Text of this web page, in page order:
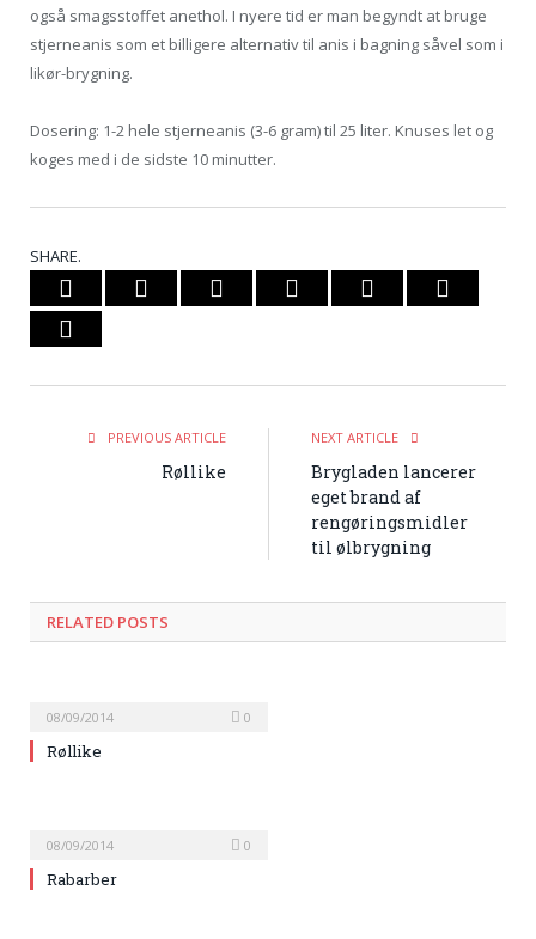
også smagsstoffet anethol. I nyere tid er man begyndt at bruge
stjerneanis som et billigere alternativ til anis i bagning såvel som i
likør-brygning.
Dosering: 1-2 hele stjerneanis (3-6 gram) til 25 liter. Knuses let og
koges med i de sidste 10 minutter.
SHARE.
Twitter Facebook Google+ Pinterest LinkedIn
PREVIOUS ARTICLE
Røllike
NEXT ARTICLE
Brygladen lancerer
eget brand af
rengøringsmidler
til ølbrygning
RELATED POSTS
08/09/2014 0
Røllike
08/09/2014 0
Rabarber